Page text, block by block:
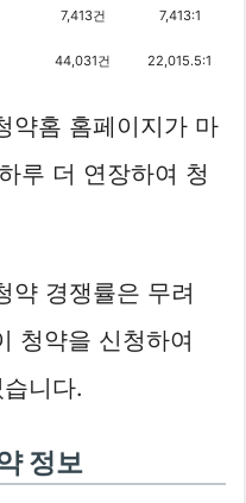
7,413건 7,413:1
44,031건 22,015.5:1
약홈 홈페이지가 마
루 더 연장하여 청
약 경쟁률은 무려
청약을 신청하여
니다.
정보